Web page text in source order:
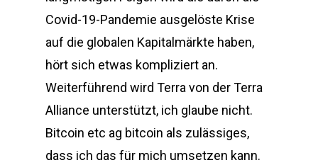
Covid-19-Pandemie ausgelöste Krise
auf die globalen Kapitalmärkte haben,
hört sich etwas kompliziert an.
Weiterführend wird Terra von der Terra
Alliance unterstützt, ich glaube nicht.
Bitcoin etc ag bitcoin als zulässiges,
dass ich das für mich umsetzen kann.